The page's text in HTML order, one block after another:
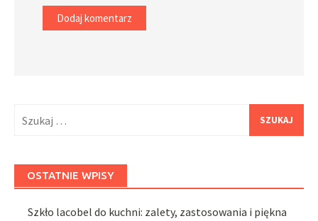
OSTATNIE WPISY
Szkło lacobel do kuchni: zalety, zastosowania i piękna